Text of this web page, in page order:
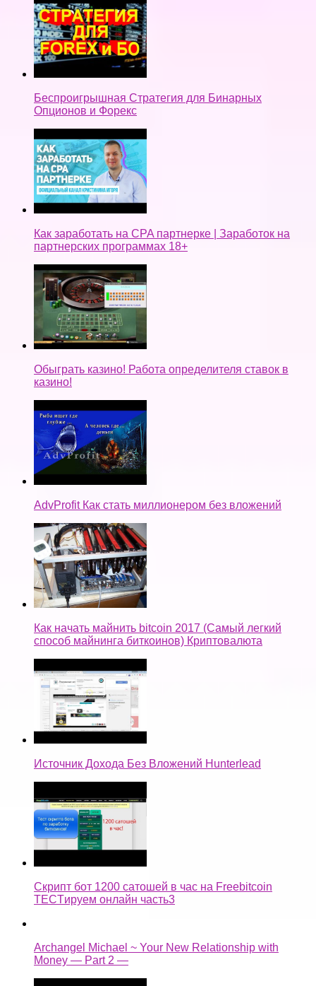
Беспроигрышная Стратегия для Бинарных
Опционов и Форекс
Как заработать на CPA партнерке | Заработок на
партнерских программах 18+
Обыграть казино! Работа определителя ставок в
казино!
AdvProfit Как стать миллионером без вложений
Как начать майнить bitcoin 2017 (Самый легкий
способ майнинга биткоинов) Криптовалюта
Источник Дохода Без Вложений Hunterlead
Скрипт бот 1200 сатошей в час на Freebitcoin
TECTируем онлайн часть3
Archangel Michael ~ Your New Relationship with
Money — Part 2 —